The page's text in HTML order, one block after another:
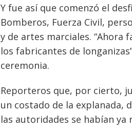
Y fue así que comenzó el
Bomberos, Fuerza Civil,
y de artes marciales. “Ahora
los fabricantes de
ceremonia.
Reporteros que, por cierto,
un costado de la explanada,
las autoridades se habían ya